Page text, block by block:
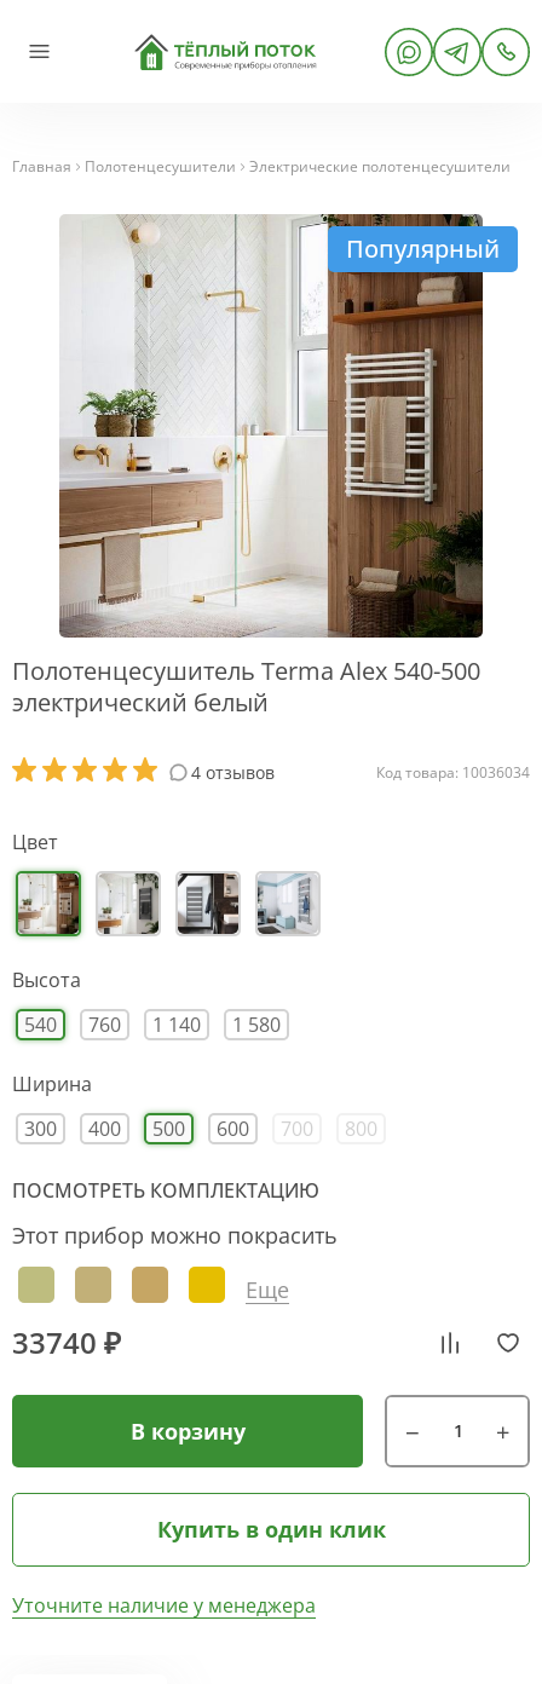
Главная Полотенцесушители Электрические полотенцесушители
Популярный
Полотенцесушитель Terma Alex 540-500
электрический белый
4 отзывов Код товара: 10036034
Цвет
Высота
540
760 1 140 1 580
Ширина
300
400 500 600 700 800
ПОСМОТРЕТЬ КОМПЛЕКТАЦИЮ
Этот прибор можно покрасить
Еще
33740 ₽
В корзину
Купить в один клик
Уточните наличие у менеджера